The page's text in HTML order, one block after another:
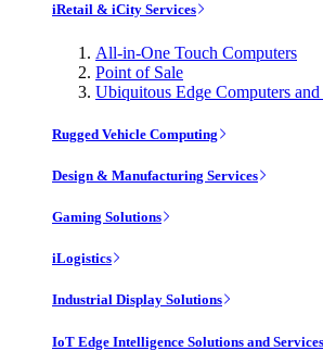
iRetail & iCity Services
All-in-One Touch Computers
Point of Sale
Ubiquitous Edge Computers and
Rugged Vehicle Computing
Design & Manufacturing Services
Gaming Solutions
iLogistics
Industrial Display Solutions
IoT Edge Intelligence Solutions and Services